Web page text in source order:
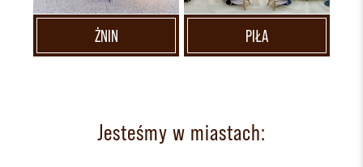
ŻNIN PIŁA
Jesteśmy w miastach: